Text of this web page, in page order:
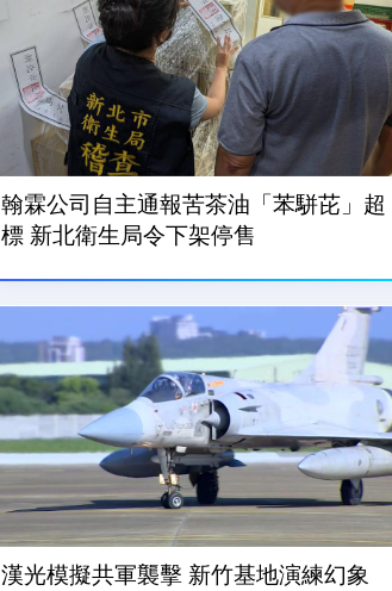
翰霖公司自主通報苦茶油「苯駢芘」超
標 新北衛生局令下架停售
漢光模擬共軍襲擊 新竹基地演練幻象